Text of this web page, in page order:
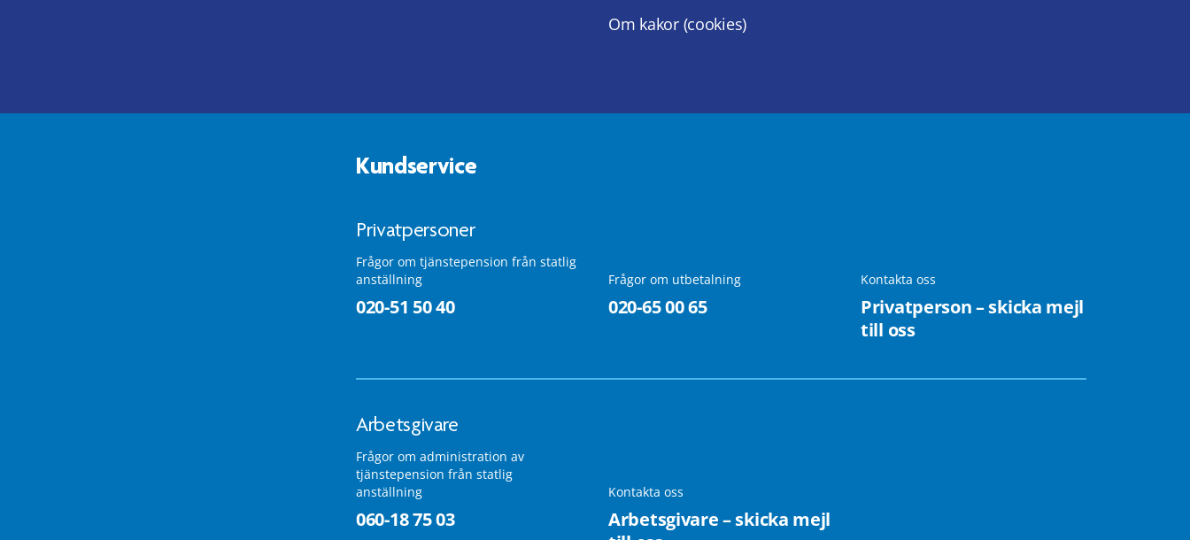
Om kakor (cookies)
Kundservice
Privatpersoner
Frågor om tjänstepension från statlig
anställning
020-51 50 40
Frågor om utbetalning
020-65 00 65
Kontakta oss
Privatperson – skicka mejl
till oss
Arbetsgivare
Frågor om administration av
tjänstepension från statlig
anställning
060-18 75 03
Kontakta oss
Arbetsgivare – skicka mejl